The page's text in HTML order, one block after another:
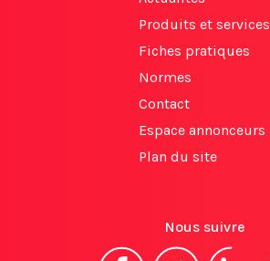
Produits et services
Fiches pratiques
Normes
Contact
Espace annonceurs
Plan du site
Nous suivre